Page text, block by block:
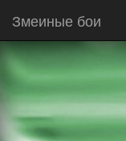
Змеиные бои